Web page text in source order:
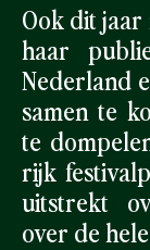
Ook dit jaar
haar
Nederland
samen te
te
rijk
uitstrekt
over de